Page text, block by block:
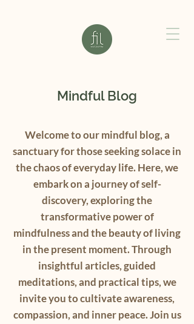
Mindful Blog
Welcome to our mindful blog, a
sanctuary for those seeking solace in
the chaos of everyday life. Here, we
embark on a journey of self-
discovery, exploring the
transformative power of
mindfulness and the beauty of living
in the present moment. Through
insightful articles, guided
meditations, and practical tips, we
invite you to cultivate awareness,
compassion, and inner peace. Join us